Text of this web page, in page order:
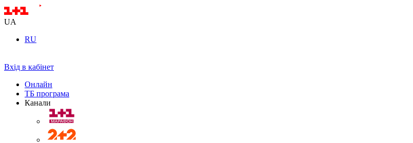
UA
RU
Вхід в кабінет
Онлайн
ТБ програма
Канали